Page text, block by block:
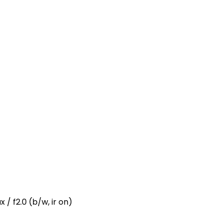
/ f2.0 (b/w, ir on)